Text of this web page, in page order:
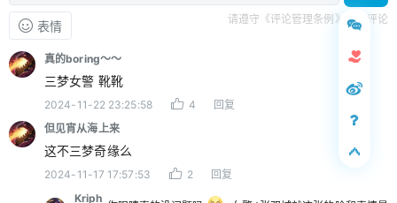
表情 请遵守《评论管理条例》文明评论
真的boring～～
三梦女警 靴靴
2024-11-22 23:25:58 4
回复
但见宵从海上来
这不三梦奇缘么
2024-11-17 17:57:53 2
回复
Kriph